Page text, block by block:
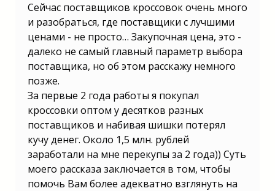
Сейчас поставщиков кроссовок очень много
и разобраться, где поставщики с лучшими
ценами - не просто… Закупочная цена, это -
далеко не самый главный параметр выбора
поставщика, но об этом расскажу немного
позже.
За первые 2 года работы я покупал
кроссовки оптом у десятков разных
поставщиков и набивая шишки потерял
кучу денег. Около 1,5 млн. рублей
заработали на мне перекупы за 2 года)) Суть
моего рассказа заключается в том, чтобы
помочь Вам более адекватно взглянуть на
открыть 2025 году в России? | Какой
бизнес можно открыть в 2025 году? |
Какой бизнес лучше открыть в 2025
году? | Какой можно открыть бизнес в
2025 году? | Какой бизнес выгодно
открыть в 2025 году? | Какой лучше
открыть бизнес в 2025 году? | Какой
бизнес выгодно открыть в 2025 году?
| Какой малый бизнес открыть в 2025?
| Бизнес в России 2025 какой открыть?
| Какой бизнес открыть 2025 году в
России? | Какой бизнес можно открыть
в 2025 году? | Какой бизнес лучше
открыть в 2025 году? | Какой можно
открыть бизнес в 2025 году? | Какой
бизнес выгодно открыть в 2025 году?
| Какой лучше открыть бизнес в 2025
году? | Какой бизнес выгодно открыть
в 2025 году? | Какой малый бизнес
открыть в 2025?